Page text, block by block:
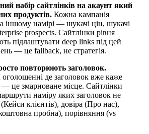
набір сайтлінків на акаунт який
продуктів. Кожна кампанія
іншому намірі — шукачі цін, шукачі
prospects. Сайтлінки рівня
підлаштувати deep links під цей
— це fallback, не стратегія.
повторюють заголовок.
де заголовок вже каже
це змарноване місце. Сайтлінки
наміру яких заголовок не
клієнтів), довіра (Про нас),
пробна), порівняння (vs